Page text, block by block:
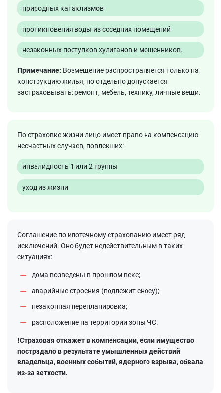
природных катаклизмов
проникновения воды из соседних помещений
незаконных поступков хулиганов и мошенников.
Примечание: Возмещение распространяется только на
конструкцию жилья, но отдельно допускается
застраховывать: ремонт, мебель, технику, личные вещи.
По страховке жизни лицо имеет право на компенсацию
несчастных случаев, повлекших:
инвалидность 1 или 2 группы
уход из жизни
Соглашение по ипотечному страхованию имеет ряд
исключений. Оно будет недействительным в таких
ситуациях:
дома возведены в прошлом веке;
аварийные строения (подлежит сносу);
незаконная перепланировка;
расположение на территории зоны ЧС.
❗Cтраховая откажет в компенсации, если имущество
пострадало в результате умышленных действий
владельца, военных событий, ядерного взрыва, обвала
из-за ветхости.